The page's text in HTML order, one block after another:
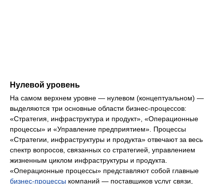
Нулевой уровень
На самом верхнем уровне — нулевом (концептуальном) —
выделяются три основные области бизнес-процессов:
«Стратегия, инфраструктура и продукт», «Операционные
процессы» и «Управление предприятием». Процессы
«Стратегии, инфраструктуры и продукта» отвечают за весь
спектр вопросов, связанных со стратегией, управлением
жизненным циклом инфраструктуры и продукта.
«Операционные процессы» представляют собой главные
бизнес-процессы компаний — поставщиков услуг связи,